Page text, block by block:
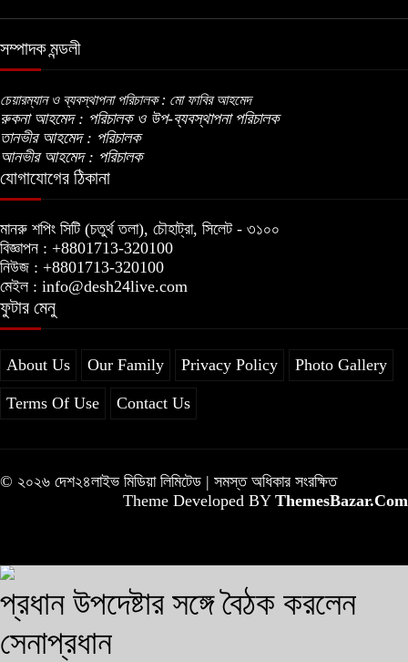
সম্পাদক মন্ডলী
চেয়ারম্যান ও ব্যবস্থাপনা পরিচালক : মো ফাবির আহমেদ
রুকনা আহমেদ : পরিচালক ও উপ-ব্যবস্থাপনা পরিচালক
তানভীর আহমেদ : পরিচালক
আনভীর আহমেদ : পরিচালক
যোগাযোগের ঠিকানা
মানরু শপিং সিটি (চতুর্থ তলা), চৌহাট্রা, সিলেট - ৩১০০
বিজ্ঞাপন : +8801713-320100
নিউজ : +8801713-320100
মেইল : info@desh24live.com
ফুটার মেনু
About Us Our Family Privacy Policy Photo Gallery
Terms Of Use Contact Us
© ২০২৬ দেশ২৪লাইভ মিডিয়া লিমিটেড | সমস্ত অধিকার সংরক্ষিত
Theme Developed BY ThemesBazar.Com
প্রধান উপদেষ্টার সঙ্গে বৈঠক করলেন
সেনাপ্রধান